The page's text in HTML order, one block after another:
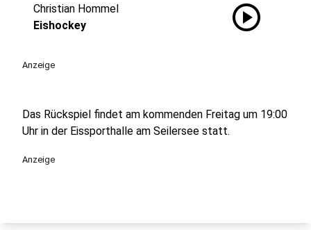
Christian Hommel
Eishockey
play_circle
Anzeige
Das Rückspiel findet am kommenden Freitag um 19:00
Uhr in der Eissporthalle am Seilersee statt.
Anzeige